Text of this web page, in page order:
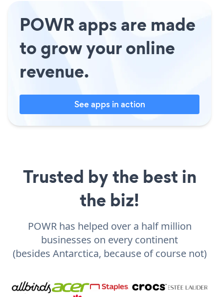
POWR apps are made
to grow your online
revenue.
See apps in action
Trusted by the best in
the biz!
POWR has helped over a half million
businesses on every continent
(besides Antarctica, because of course not)